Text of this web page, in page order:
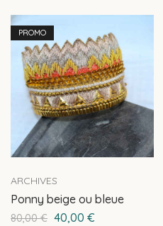
PROMO
ARCHIVES
Ponny beige ou bleue
80,00€ 40,00 €